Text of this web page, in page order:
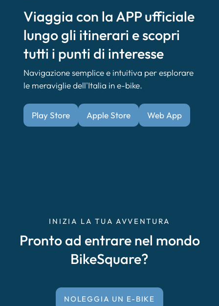
Viaggia con la APP ufficiale
lungo gli itinerari e scopri
tutti i punti di interesse
Navigazione semplice e intuitiva per esplorare
le meraviglie dell'Italia in e-bike.
Play Store Apple Store Web App
INIZIA LA TUA AVVENTURA
Pronto ad entrare nel mondo
BikeSquare?
NOLEGGIA UN E-BIKE